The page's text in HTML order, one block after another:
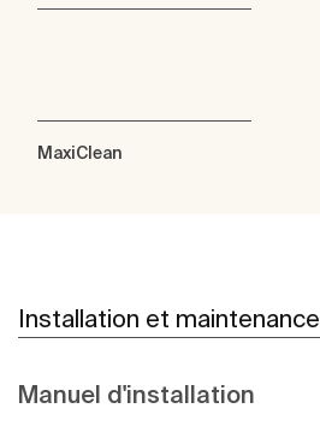
MaxiClean
Installation et maintenance
Manuel d'installation